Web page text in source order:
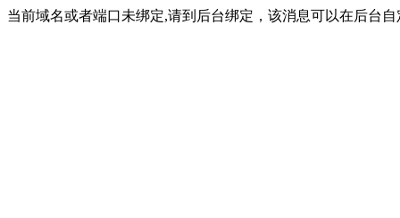
当前域名或者端口未绑定,请到后台绑定，该消息可以在后台自